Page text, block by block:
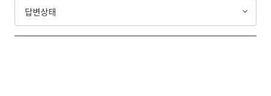
답변상태